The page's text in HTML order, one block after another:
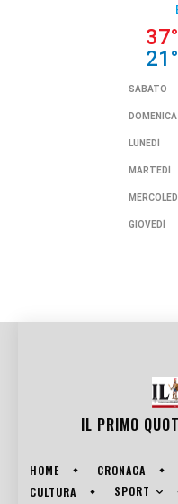
IL PRIMO
HOME CRONACA
CULTURA
SPORT